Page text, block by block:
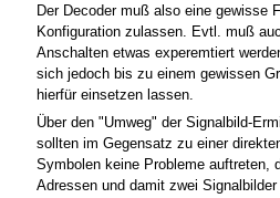
Der Decoder muß also eine gewisse
Konfiguration zulassen. Evtl. muß
Anschalten etwas experemtiert
sich jedoch bis zu einem gewissen
hierfür einsetzen lassen.
Über den "Umweg" der Signalbild-
sollten im Gegensatz zu einer
Symbolen keine Probleme auftreten,
Adressen und damit zwei